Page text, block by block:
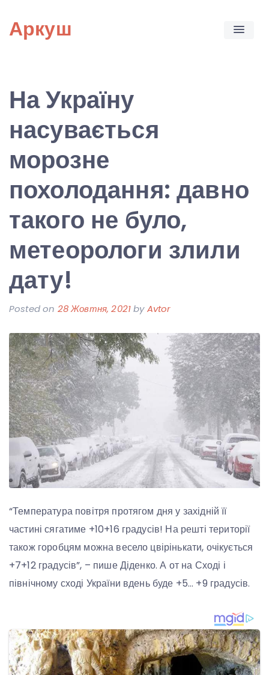
content
Аркуш
На Україну
насувається
морозне
похолодання: давно
такого не було,
метеорологи злили
дату!
Posted on 28 Жовтня, 2021byAvtor
“Температура повітря протягом дня у західній її
частині сягатиме +10+16 градусів! На решті території
також горобцям можна весело цвірінькати, очікується
+7+12 градусів”, – пише Діденко. А от на Сході і
північному сході України вдень буде +5… +9 градусів.